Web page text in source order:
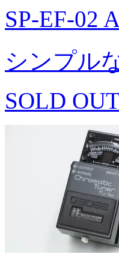
SP-EF-02
シンプル
SOLD